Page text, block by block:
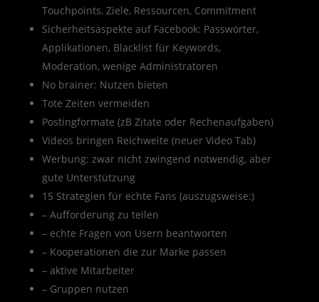
Touchpoints, Ziele, Ressourcen, Commitment
Sicherheitsaspekte auf Facebook: Passwörter,
Applikationen, Blacklist für Keywords,
Moderation, wenige Administratoren
No brainer: Nutzen bieten
Tote Zeiten vermeiden
Postingformate (zB Zitate oder Rechenaufgaben)
Videos bringen Reichweite (neuer Video Tab)
Werbung: zwar nicht zwingend notwendig, aber
gute Unterstützung
15 Strategien für echte Fans (auszugsweise:)
– Aufforderung zu teilen
– echte Fragen von Usern beantworten
– Kooperationen die zur Marke passen
– aktive Mitarbeiter
– Gruppen nutzen